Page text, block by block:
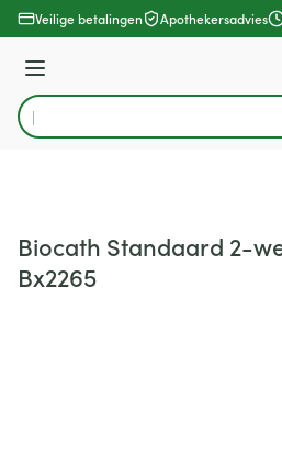
Ga naar de inhoud
Veilige betalingen Apothekersadvies
Menu
Product, merk, categorie...
Biocath Standaard 2-
Bx2265